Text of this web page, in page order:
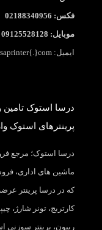
فکس: 02188340956
موبایل: 09125528128
ایمیل: info{@}dorsaprinter{.}com
درسا استوک تامین
پرینترهای استوک
درسا استوک؛ مرجع
ماشین های اداری،
که در درسا پرینتر
کارتریج، تونر شارژ،
ریبون، پرینتر سوزنی